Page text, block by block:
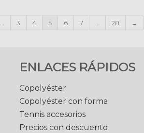
... 3 4 5 6 7 ... 28 →
ENLACES RÁPIDOS
Copolyéster
Copolyéster con forma
Tennis accesorios
Precios con descuento